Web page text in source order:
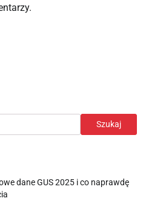
Szukaj
dane GUS 2025 i co naprawdę